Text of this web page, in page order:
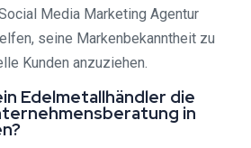
Media Marketing Agentur
seine Markenbekanntheit zu
Kunden anzuziehen.
Edelmetallhändler die
in